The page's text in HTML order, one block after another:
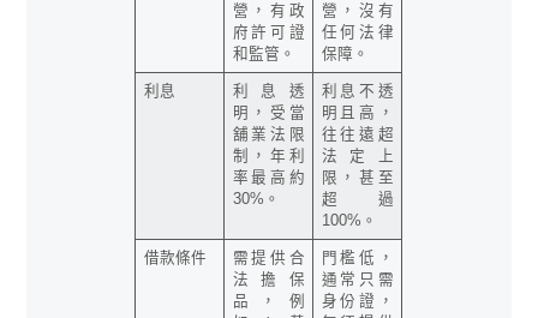
營，有政
府許可證
和監管。
營，沒有
任何法律
保障。
利息
利息透
明，受當
舖業法限
制，年利
率最高約
30%。
利息不透
明且高，
往往遠超
法定上
限，甚至
超過
100%。
借款條件
需提供合
法擔保
品，例
門檻低，
通常只需
身份證，